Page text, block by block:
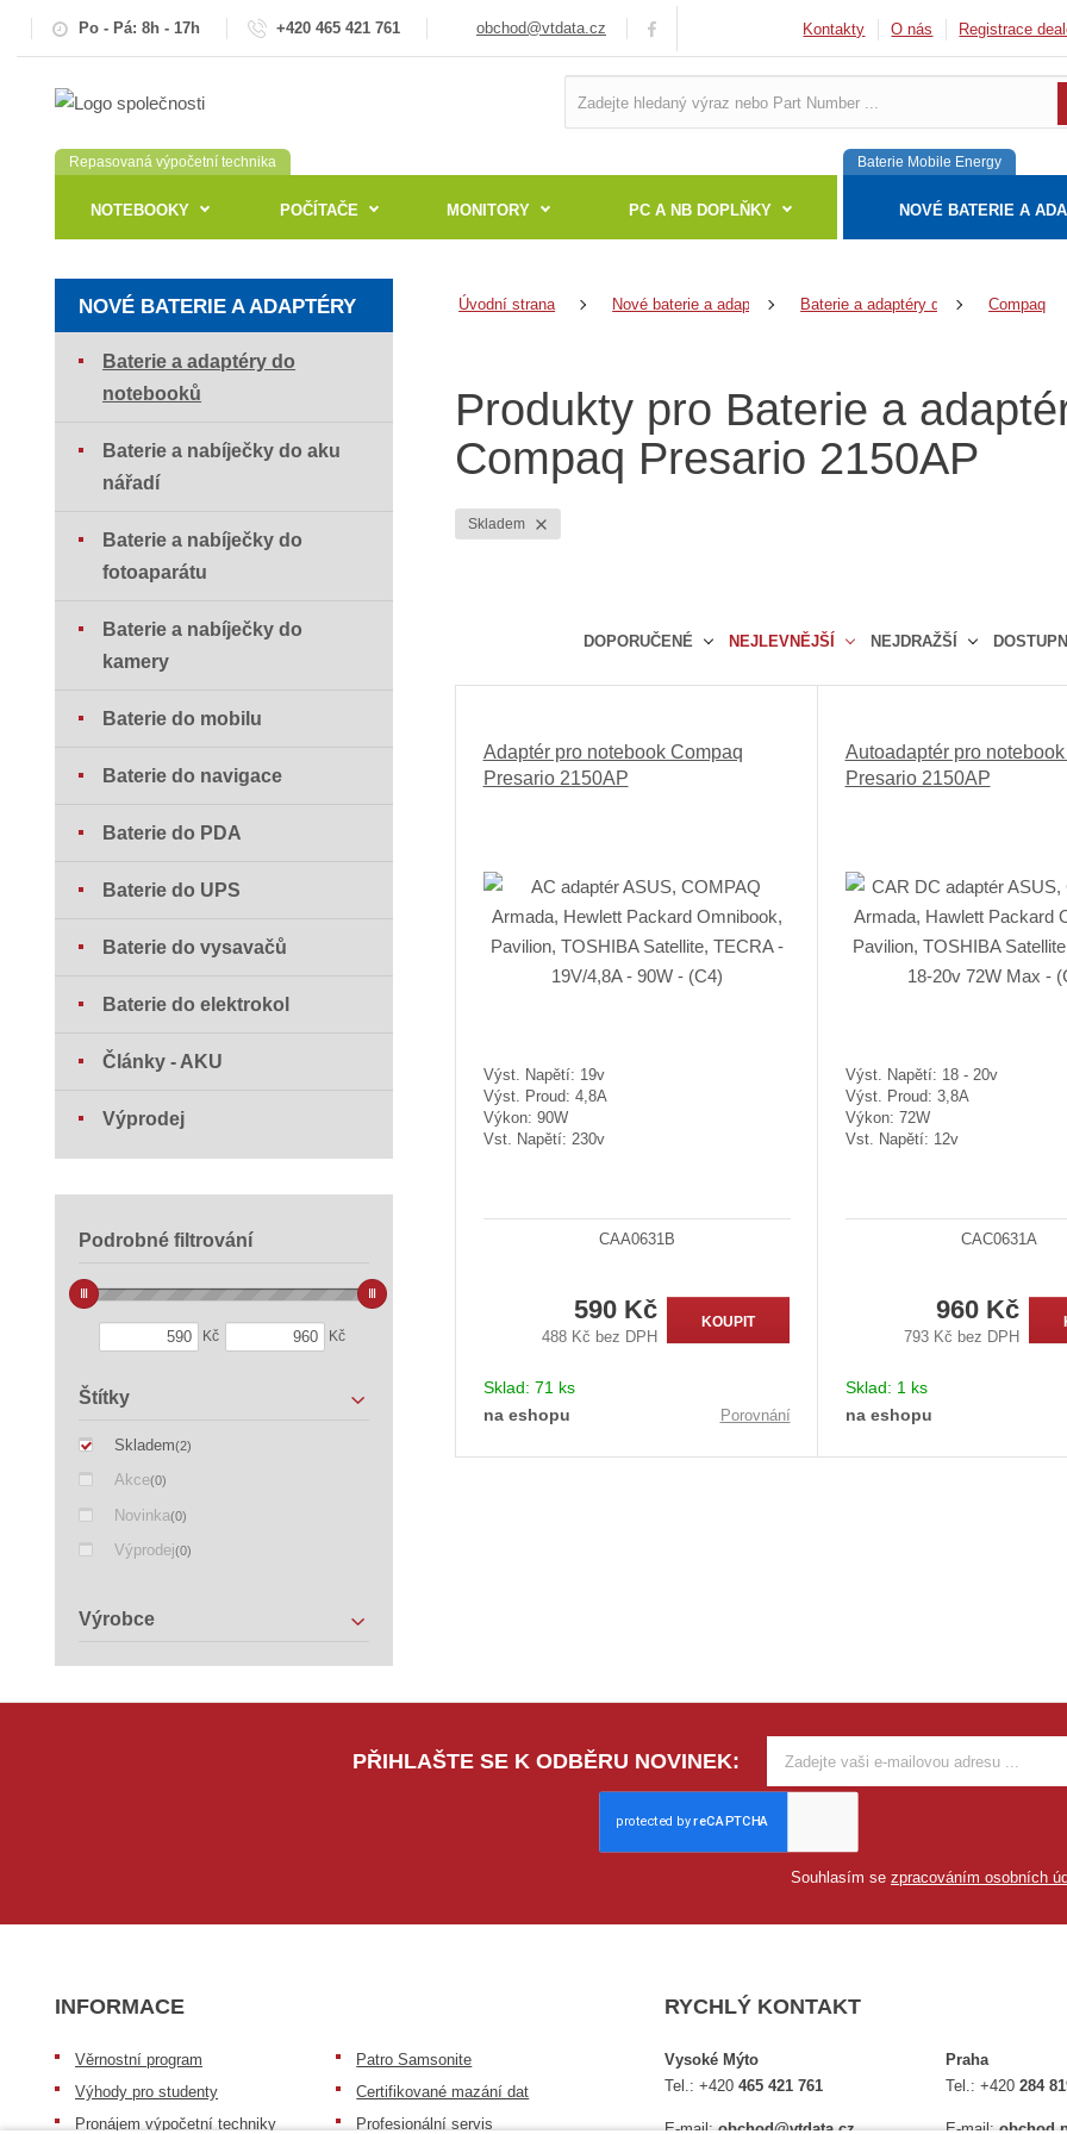
Po - Pá: 8h - 17h +420 465 421 761 obchod@vtdata.cz Kontakty O nás Registrace
Repasovaná výpočetní technika
NOTEBOOKY POČÍTAČE MONITORY PC A NB DOPLŇKY
Baterie Mobile Energy
NOVÉ BATERIE A
Úvodní strana Nové baterie a adaptéry Baterie a adaptéry do notebooků
Compaq
Produkty pro Baterie a
Compaq Presario 2150AP
Skladem
DOPORUČENÉ NEJLEVNĚJŠÍ NEJDRAŽŠÍ
e
o
d
u
k
Adaptér pro notebook Compaq
Presario 2150AP
Výst. Napětí: 19v
Výst. Proud: 4,8A
Výkon: 90W
Vst. Napětí: 230v
CAA0631B
590 Kč
488 Kč bez DPH
KOUPIT
Sklad: 71 ks
na eshopu
Porovnání
Autoadaptér pro
Presario 2150AP
Výst. Napětí: 18 - 20v
Výst. Proud: 3,8A
Výkon: 72W
Vst. Napětí: 12v
CAC0631A
960 Kč
793 Kč bez DPH
Sklad: 1 ks
na eshopu
NOVÉ BATERIE A ADAPTÉRY
Baterie a adaptéry do
notebooků
Baterie a nabíječky do aku
nářadí
Baterie a nabíječky do
fotoaparátu
Baterie a nabíječky do
kamery
Baterie do mobilu
Baterie do navigace
Baterie do PDA
Baterie do UPS
Baterie do vysavačů
Baterie do elektrokol
Články - AKU
Výprodej
Podrobné filtrování
Kč Kč
Štítky
Skladem(2)
Akce(0)
Novinka(0)
Výprodej(0)
Výrobce
PŘIHLAŠTE SE K ODBĚRU NOVINEK:
Souhlasím se zpracováním osobních
INFORMACE
Věrnostní program
Výhody pro studenty
Pronájem výpočetní techniky
Patro Samsonite
Certifikované mazání dat
Profesionální servis
RYCHLÝ KONTAKT
Vysoké Mýto
Tel.:+420465 421 761
E-mail:obchod@vtdata.cz
Praha
Tel.:+420284
E-mail: